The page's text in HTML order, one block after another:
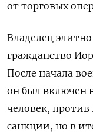
от торговых
Владелец
гражданство
После начала
он был включен
человек, против
санкции, но в